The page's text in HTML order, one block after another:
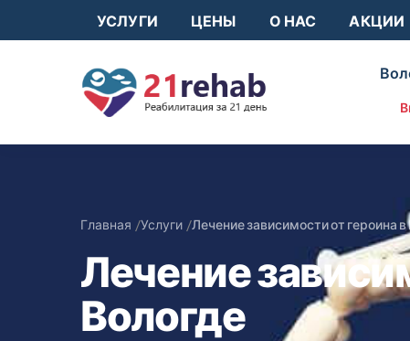
УСЛУГИ ЦЕНЫ О НАС АКЦИИ
Главная Услуги Лечение зависимости от героина в
Лечение
Вологде